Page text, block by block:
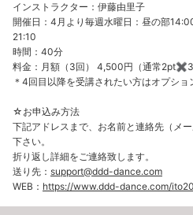
インストラクター：伊藤由里子
開催日：4月より毎週水曜日：昼の
21:10
時間：40分
料金：月額（3回） 4,500円（通常2pt✖️3
＊4回目以降を受講されたい方はオプショ
☆お申込み方法
下記アドレスまで、お名前と連絡先（メ
下さい。
折り返し詳細をご連絡致します。
送り先： support@ddd-dance.com
WEB： https://www.ddd-dance.com/